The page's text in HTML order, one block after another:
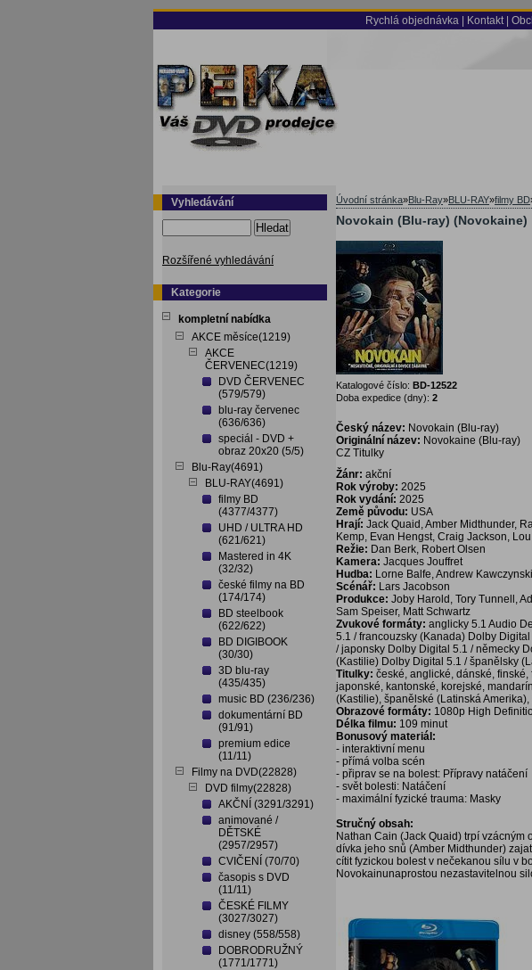
Rychlá objednávka Kontakt
Vyhledávání
Hledat
Rozšířené vyhledávání
Kategorie
kompletní nabídka
AKCE měsíce(1219)
AKCE
ČERVENEC(1219)
DVD ČERVENEC
(579/579)
blu-ray červenec
(636/636)
speciál - DVD +
obraz 20x20 (5/5)
Blu-Ray(4691)
BLU-RAY(4691)
filmy BD
(4377/4377)
UHD / ULTRA HD
(621/621)
Mastered in 4K
(32/32)
české filmy na BD
(174/174)
BD steelbook
(622/622)
BD DIGIBOOK
(30/30)
3D blu-ray
(435/435)
music BD (236/236)
dokumentární BD
(91/91)
premium edice
(11/11)
Filmy na DVD(22828)
DVD filmy(22828)
AKČNÍ (3291/3291)
animované /
DĚTSKÉ
(2957/2957)
CVIČENÍ (70/70)
časopis s DVD
(11/11)
ČESKÉ FILMY
(3027/3027)
disney (558/558)
DOBRODRUŽNÝ
(1771/1771)
Úvodní stránka»Blu-Ray»BLU-RAY»filmy BD
Novokain (Blu-ray) (Novokaine)
Katalogové číslo: BD-12522
Doba expedice (dny): 2
Český název: Novokain (Blu-ray)
Originální název: Novokaine (Blu-ray)
CZ Titulky
Žánr: akční
Rok výroby: 2025
Rok vydání: 2025
Země původu: USA
Hrají: Jack Quaid, Amber Midthunder,
Kemp, Evan Hengst, Craig Jackson,
Režie: Dan Berk, Robert Olsen
Kamera: Jacques Jouffret
Hudba: Lorne Balfe, Andrew Kawczynski
Scénář: Lars Jacobson
Produkce: Joby Harold, Tory Tunnell,
Sam Speiser, Matt Schwartz
Zvukové formáty: anglicky 5.1 Audio
5.1 / francouzsky (Kanada) Dolby
/ japonsky Dolby Digital 5.1 / německy
(Kastilie) Dolby Digital 5.1 / španělsky
Titulky: české, anglické, dánské,
japonské, kantonské, korejské,
(Kastilie), španělské (Latinská
Obrazové formáty: 1080p High
Délka filmu: 109 minut
Bonusový materiál:
- interaktivní menu
- přímá volba scén
- připrav se na bolest: Přípravy natáčení
- svět bolesti: Natáčení
- maximální fyzické trauma: Masky
Stručný obsah:
Nathan Cain (Jack Quaid) trpí vzácným
dívka jeho snů (Amber Midthunder)
cítit fyzickou bolest v nečekanou sílu v
Novokainunaprostou nezastavitelnou